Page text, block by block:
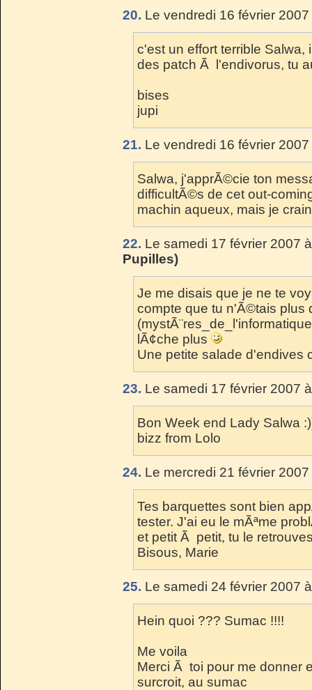
20. Le vendredi 16 février
c'est un effort terrible Salwa,
des patch Ã l'endivorus, tu
bises
jupi
21. Le vendredi 16 février
Salwa, j'apprÃ©cie ton
difficultÃ©s de cet out-
machin aqueux, mais je
22. Le samedi 17 février 2007
Pupilles)
Je me disais que je ne te
compte que tu n'Ã©tais plus
lÃ¢che plus
Une petite salade d'endives
23. Le samedi 17 février 2007
Bon Week end Lady Salwa
bizz from Lolo
24. Le mercredi 21 février
Tes barquettes sont bien
tester. J'ai eu le mÃªme
et petit Ã petit, tu le
Bisous, Marie
25. Le samedi 24 février 2007
Hein quoi ??? Sumac !!!!
Me voila
Merci Ã toi pour me donner
surcroit, au sumac